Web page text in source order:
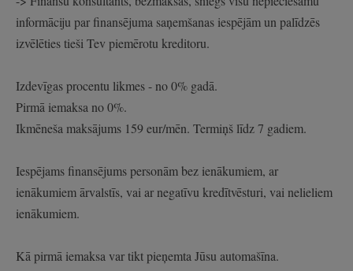
informāciju par finansējuma saņemšanas iespējām un palīdzēs
izvēlēties tieši Tev piemērotu kreditoru.
Izdevīgas procentu likmes - no 0% gadā.
Pirmā iemaksa no 0%.
Ikmēneša maksājums 159 eur/mēn. Termiņš līdz 7 gadiem.
Iespējams finansējums personām bez ienākumiem, ar
ienākumiem ārvalstīs, vai ar negatīvu kredītvēsturi, vai nelieliem
ienākumiem.
Kā pirmā iemaksa var tikt pieņemta Jūsu automašīna.